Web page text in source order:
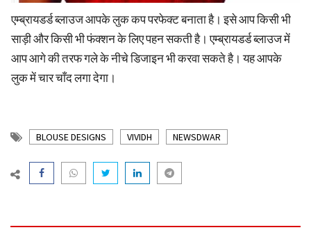
एम्ब्रायडर्ड ब्लाउज आपके लुक कप परफेक्ट बनाता है। इसे आप किसी भी
साड़ी और किसी भी फंक्शन के लिए पहन सकती है। एम्ब्रायडर्ड ब्लाउज में
आप आगे की तरफ गले के नीचे डिजाइन भी करवा सकते है। यह आपके
लुक में चार चाँद लगा देगा।
BLOUSE DESIGNS VIVIDH NEWSDWAR